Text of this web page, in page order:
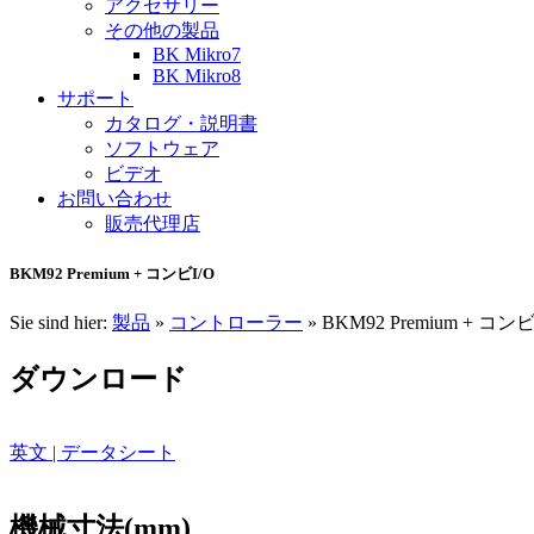
アクセサリー
その他の製品
BK Mikro7
BK Mikro8
サポート
カタログ・説明書
ソフトウェア
ビデオ
お問い合わせ
販売代理店
BKM92 Premium + コンビI/O
Sie sind hier: 製品 » コントローラー » BKM92 Premium + コン
ダウンロード
英文 | データシート